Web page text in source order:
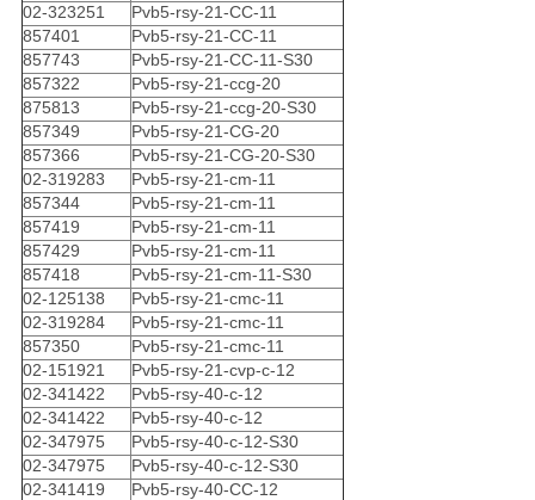
02-323251
Pvb5-rsy-21-CC-11
857401
Pvb5-rsy-21-CC-11
857743
Pvb5-rsy-21-CC-11-S30
857322
Pvb5-rsy-21-ccg-20
875813
Pvb5-rsy-21-ccg-20-S30
857349
Pvb5-rsy-21-CG-20
857366
Pvb5-rsy-21-CG-20-S30
02-319283
Pvb5-rsy-21-cm-11
857344
Pvb5-rsy-21-cm-11
857419
Pvb5-rsy-21-cm-11
857429
Pvb5-rsy-21-cm-11
857418
Pvb5-rsy-21-cm-11-S30
02-125138
Pvb5-rsy-21-cmc-11
02-319284
Pvb5-rsy-21-cmc-11
857350
Pvb5-rsy-21-cmc-11
02-151921
Pvb5-rsy-21-cvp-c-12
02-341422
Pvb5-rsy-40-c-12
02-341422
Pvb5-rsy-40-c-12
02-347975
Pvb5-rsy-40-c-12-S30
02-347975
Pvb5-rsy-40-c-12-S30
02-341419
Pvb5-rsy-40-CC-12